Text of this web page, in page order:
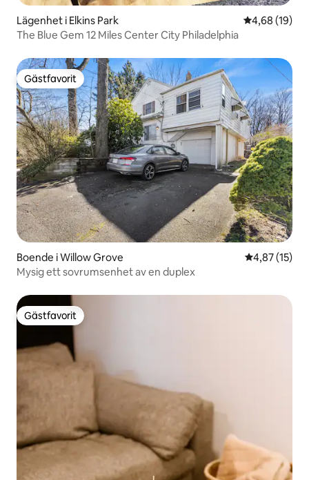
Lägenhet i Elkins Park 4,68 av 5 i
4,68 (19)
The Blue Gem 12 Miles Center City Philadelphia
Gästfavorit
Gästfavorit
Boende i Willow Grove 4,87 av 5 i
4,87 (15)
Mysig ett sovrumsenhet av en duplex
Gästfavorit
Gästfavorit